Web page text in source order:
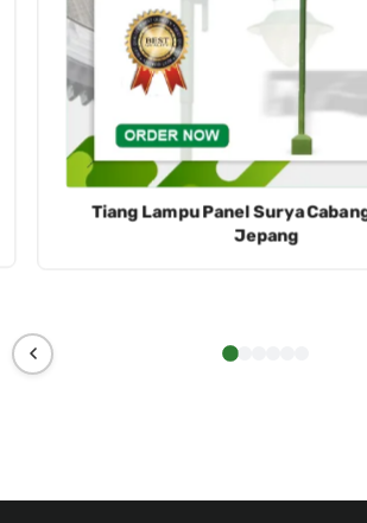
Tiang Lampu Panel Surya
Jepang